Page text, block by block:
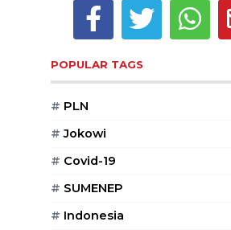
POPULAR TAGS
# PLN
# Jokowi
# Covid-19
# SUMENEP
# Indonesia